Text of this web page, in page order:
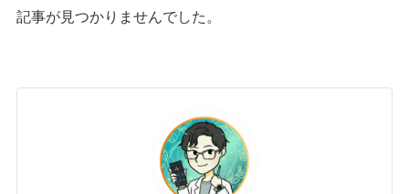
記事が見つかりませんでした。